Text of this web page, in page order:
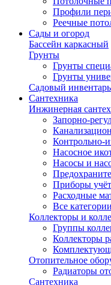
Профили
Реечные
Сады и огород
Бассейн каркасный
Грунты
Грунты
Грунты
Садовый инвентарь
Сантехника
Инжинерная
Запорно-
Контрольно-
Насосное
Насосы и
Приборы
Расходные
Все
Коллекторы и
Группы
Коллекторы
Отопительное
Радиаторы
Сантехника